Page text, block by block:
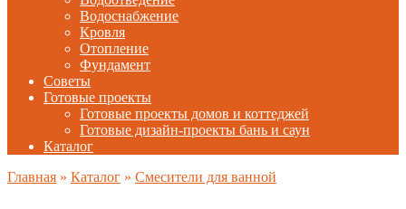
Водоснабжение
Кровля
Отопление
Фундамент
Советы
Готовые проекты
Готовые проекты домов и коттеджей
Готовые дизайн-проекты бань и саун
Каталог
Главная » Каталог » Смесители для ванной